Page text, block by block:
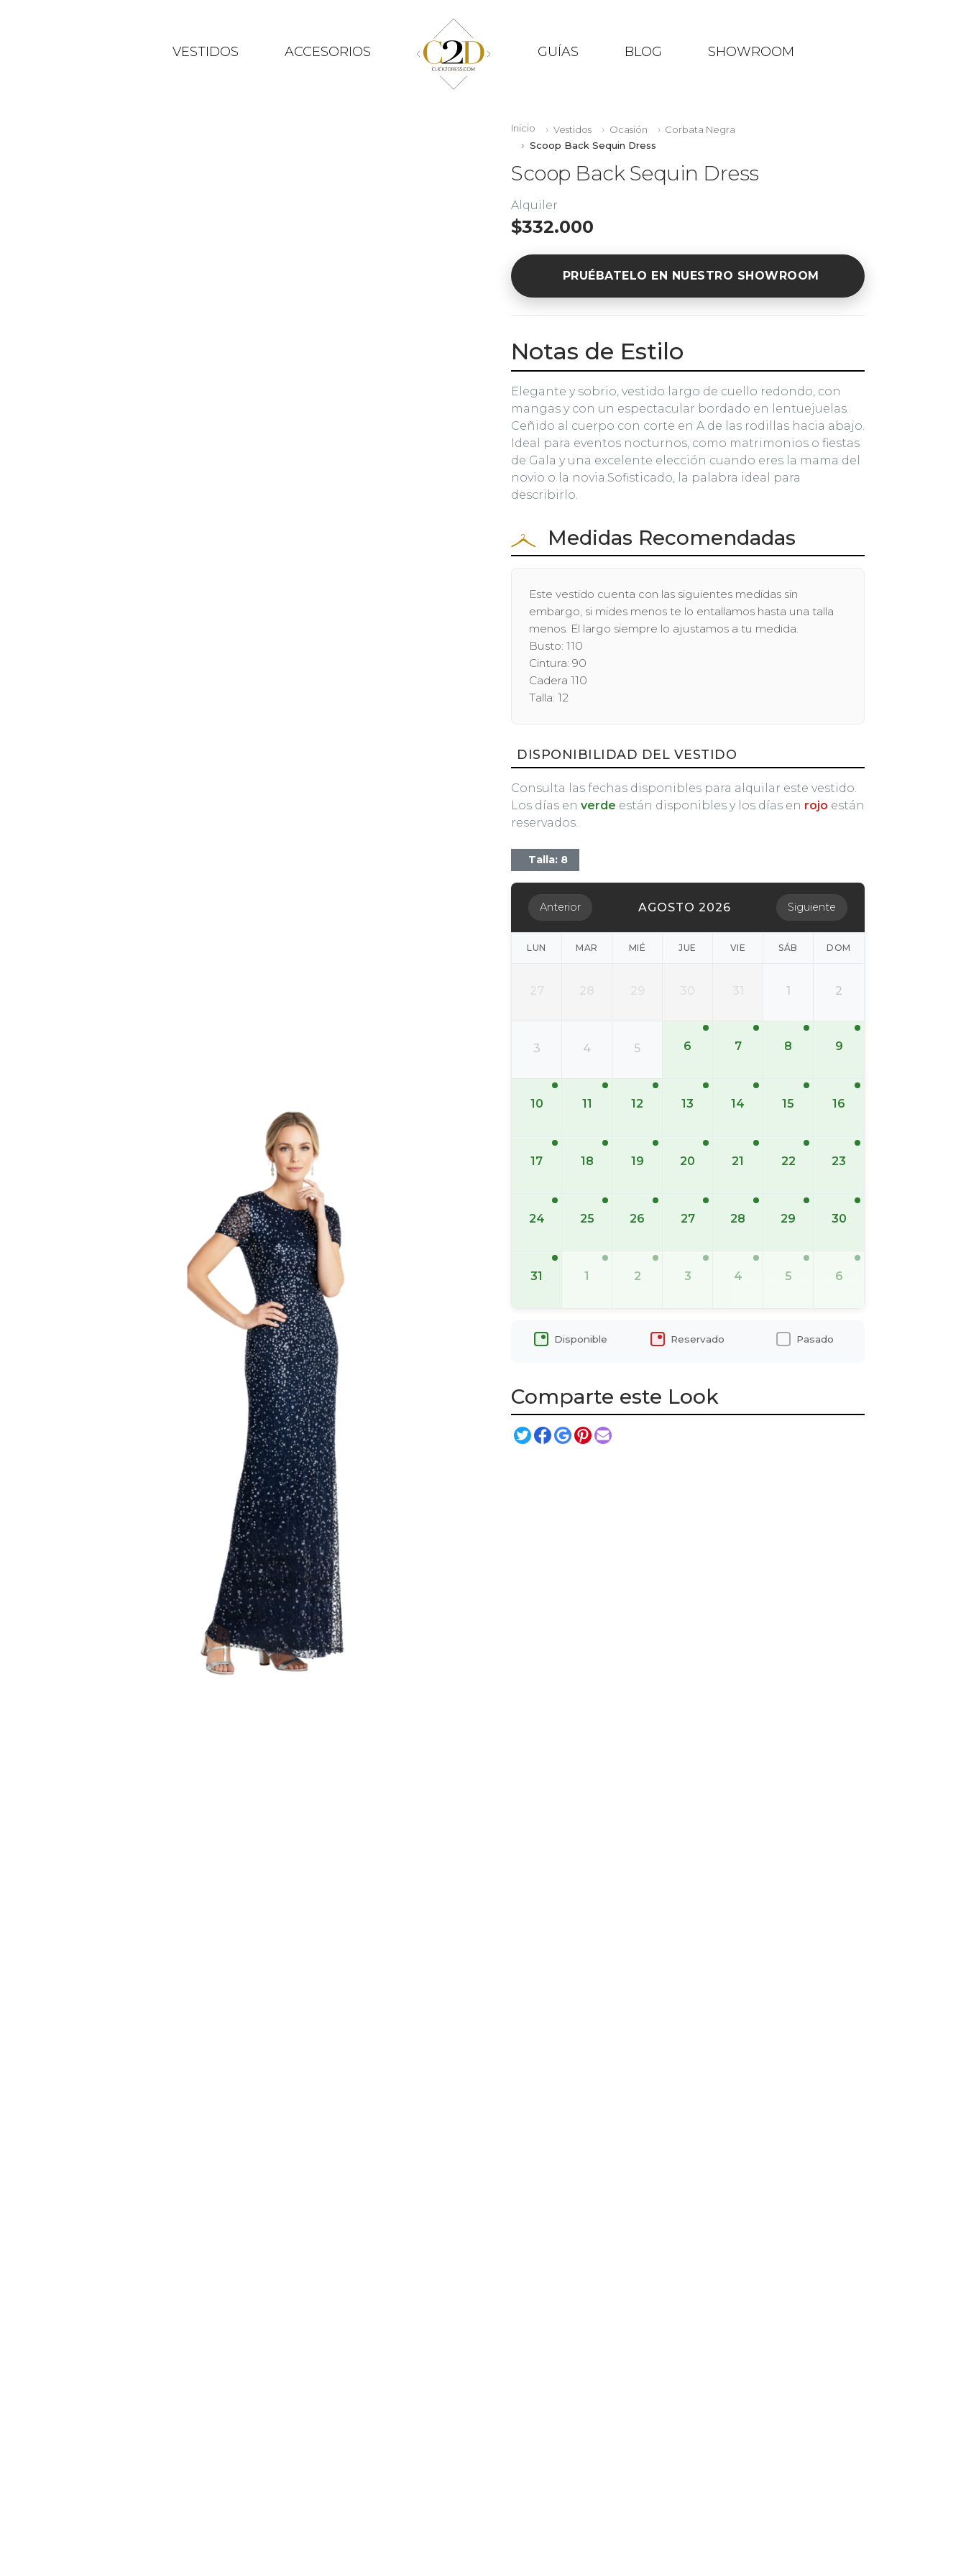
VESTIDOS ACCESORIOS GUÍAS BLOG SHOWROOM
Inicio Vestidos Ocasión
Corbata Negra
Scoop Back Sequin Dress
Scoop Back Sequin Dress
Alquiler
$332.000
PRUÉBATELO EN NUESTRO SHOWROOM
Notas de Estilo
Elegante y sobrio, vestido largo de cuello redondo, con
mangas y con un espectacular bordado en lentuejuelas.
Ceñido al cuerpo con corte en A de las rodillas hacia abajo.
Ideal para eventos nocturnos, como matrimonios o fiestas
de Gala y una excelente elección cuando eres la mama del
novio o la novia.Sofisticado, la palabra ideal para
describirlo.
Medidas Recomendadas
Este vestido cuenta con las siguientes medidas sin
embargo, si mides menos te lo entallamos hasta una talla
menos. El largo siempre lo ajustamos a tu medida.
Busto: 110
Cintura: 90
Cadera 110
Talla: 12
DISPONIBILIDAD DEL VESTIDO
Consulta las fechas disponibles para alquilar este vestido.
Los días en verde están disponibles y los días en rojo están
reservados.
Talla: 8
Anterior AGOSTO 2026 Siguiente
LUN MAR MIÉ JUE VIE SÁB DOM
27 28 29 30 31 1 2
3 4 5 6 7 8 9
10 11 12 13 14 15 16
17 18 19 20 21 22 23
24 25 26 27 28 29 30
31 1 2 3 4 5 6
Disponible Reservado Pasado
Comparte este Look